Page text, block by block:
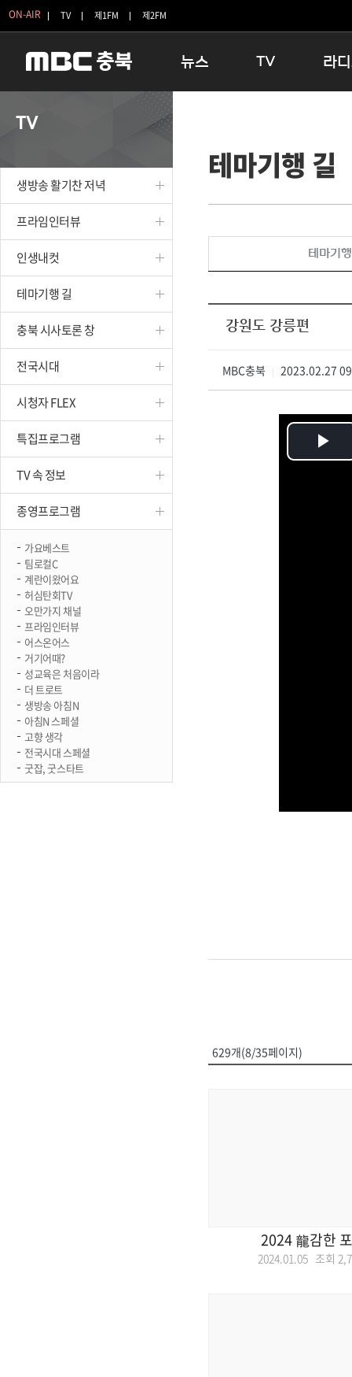
ON-AIR TV 제1FM 제2FM
뉴스
보은
옥천
TV
인생내컷
테마기행 길
시청자 FLEX
종영프로그램
라
16:00
우리 고
TV
생방송 활기찬 저녁
프라임인터뷰
인생내컷
테마기행 길
충북 시사토론 창
전국시대
시청자 FLEX
특집프로그램
TV 속 정보
종영프로그램
가요베스트
팀로컬C
계란이왔어요
허심탄회TV
오만가지 채널
프라임인터뷰
어스온어스
거기어때?
성교육은 처음이라
더 트로트
생방송 아침N
아침N 스페셜
고향 생각
전국시대 스페셜
굿잡, 굿스타트
테마기행 길
테마기
강원도 강릉편
MBC충북 2023.02.27
629개(8/35페이지)
2024 龍감한
2024.01.05 조회